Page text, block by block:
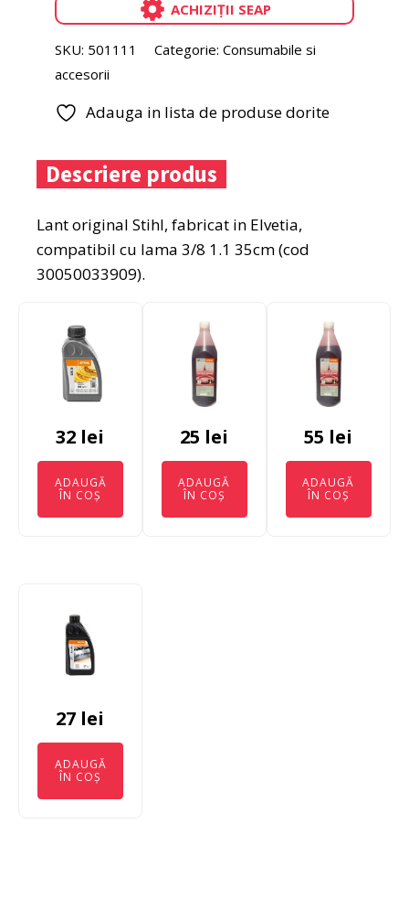
1.1
35cm
Picco
ACHIZIȚII SEAP
SKU: 501111 Categorie: Consumabile si
accesorii
Adauga in lista de produse dorite
Descriere produs
Lant original Stihl, fabricat in Elvetia,
compatibil cu lama 3/8 1.1 35cm (cod
30050033909).
32 lei
ADAUGĂ
ÎN COȘ
25 lei
ADAUGĂ
ÎN COȘ
55 lei
ADAUGĂ
ÎN COȘ
27 lei
ADAUGĂ
ÎN COȘ